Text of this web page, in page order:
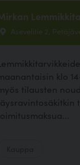
Asevelitie 2,
maanantaisin klo
myös tilausten